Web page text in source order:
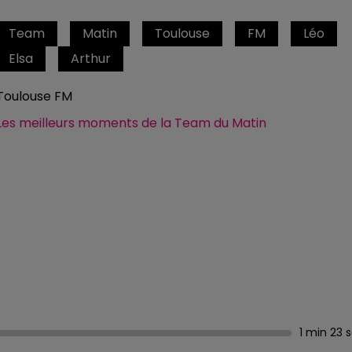
Team Matin Toulouse FM
Léo
Elsa
Arthur
FM
meilleurs moments de la Team du Matin
1 min 23